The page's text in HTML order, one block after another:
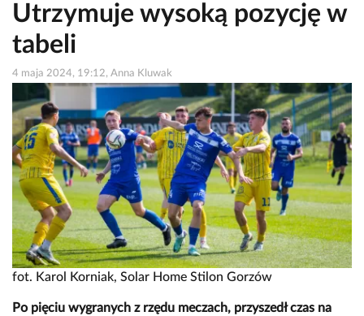
Utrzymuje wysoką pozycję w
tabeli
4 maja 2024, 19:12, Anna Kluwak
fot. Karol Korniak, Solar Home Stilon Gorzów
Po pięciu wygranych z rzędu meczach, przyszedł czas na